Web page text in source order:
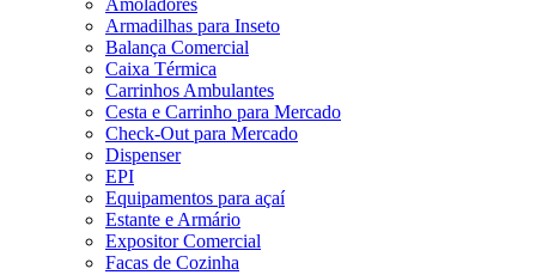
Amoladores
Armadilhas para Inseto
Balança Comercial
Caixa Térmica
Carrinhos Ambulantes
Cesta e Carrinho para Mercado
Check-Out para Mercado
Dispenser
EPI
Equipamentos para açaí
Estante e Armário
Expositor Comercial
Facas de Cozinha